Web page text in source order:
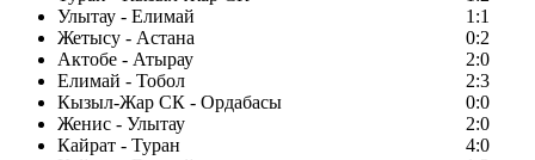
Улытау - Елимай
1:1
Жетысу - Астана
0:2
Актобе - Атырау
2:0
Елимай - Тобол
2:3
Кызыл-Жар СК - Ордабасы
0:0
Женис - Улытау
2:0
Кайрат - Туран
4:0